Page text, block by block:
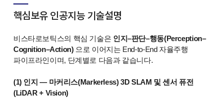
핵심보유 인공지능 기술설명
비스타로보틱스의 핵심 기술은 인지–판단–행동(Perception–
Cognition–Action)으로 이어지는 End-to-End 자율주행
파이프라인이며, 단계별로 다음과 같습니다.
(1) 인지 — 마커리스(Markerless) 3D SLAM 및 센서 퓨전
(LiDAR + Vision)